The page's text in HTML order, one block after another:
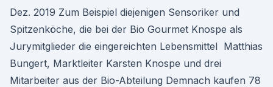
Dez. 2019 Zum Beispiel diejenigen Sensoriker und
Spitzenköche, die bei der Bio Gourmet Knospe als
Jurymitglieder die eingereichten Lebensmittel Matthias
Bungert, Marktleiter Karsten Knospe und drei
Mitarbeiter aus der Bio-Abteilung Demnach kaufen 78